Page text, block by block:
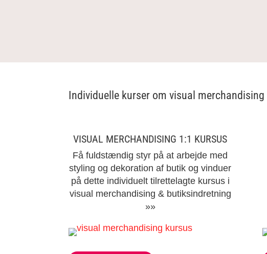
Individuelle kurser om visual merchandising
VISUAL MERCHANDISING 1:1 KURSUS
Få fuldstændig styr på at arbejde med
styling og dekoration af butik og vinduer
på dette individuelt tilrettelagte kursus i
visual merchandising & butiksindretning
»»